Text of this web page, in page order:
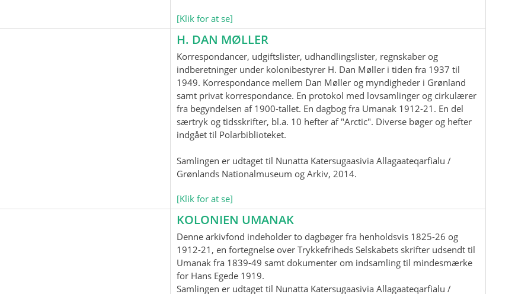
[Klik for at se]
H. DAN MØLLER
Korrespondancer, udgiftslister, udhandlingslister, regnskaber og
indberetninger under kolonibestyrer H. Dan Møller i tiden fra 1937 til
1949. Korrespondance mellem Dan Møller og myndigheder i Grønland
samt privat korrespondance. En protokol med lovsamlinger og cirkulærer
fra begyndelsen af 1900-tallet. En dagbog fra Umanak 1912-21. En del
særtryk og tidsskrifter, bl.a. 10 hefter af "Arctic". Diverse bøger og hefter
indgået til Polarbiblioteket.
Samlingen er udtaget til Nunatta Katersugaasivia Allagaateqarfialu /
Grønlands Nationalmuseum og Arkiv, 2014.
[Klik for at se]
KOLONIEN UMANAK
Denne arkivfond indeholder to dagbøger fra henholdsvis 1825-26 og
1912-21, en fortegnelse over Trykkefriheds Selskabets skrifter udsendt til
Umanak fra 1839-49 samt dokumenter om indsamling til mindesmærke
for Hans Egede 1919.
Samlingen er udtaget til Nunatta Katersugaasivia Allagaateqarfialu /